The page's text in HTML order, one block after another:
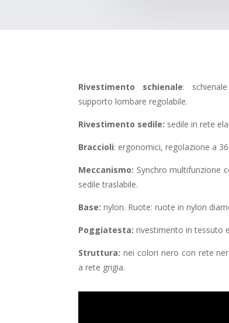
Rivestimento schienale:
supporto lombare regolabile.
Rivestimento sedile: sedile in rete
Braccioli: ergonomici, regolazione a
Meccanismo: Synchro multifunzione
sedile traslabile.
Base: nylon. Ruote: ruote in nylon
Poggiatesta: rivestimento in tessuto
Struttura: nei colori nero con rete
a rete grigia.